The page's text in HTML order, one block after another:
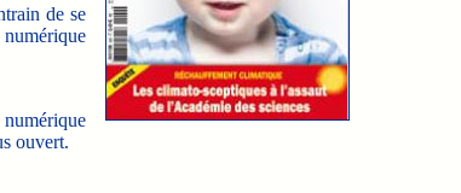
de se
ouvert.